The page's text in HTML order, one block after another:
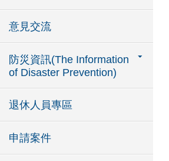
意見交流
防災資訊(The Information
of Disaster Prevention)
退休人員專區
申請案件